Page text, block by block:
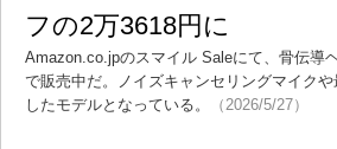
フの2万3618円に
Amazon.co.jpのスマイル Saleにて、骨伝導
で販売中だ。ノイズキャンセリングマイク
したモデルとなっている。
（2026/5/27）